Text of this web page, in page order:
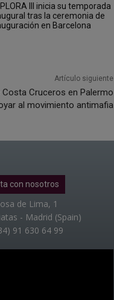
III inicia su temporada
tras la ceremonia de
en Barcelona
Artículo siguiente
Cruceros en Palermo
al movimiento antimafia
con nosotros
de Lima, 1
- Madrid (Spain)
91 630 64 99